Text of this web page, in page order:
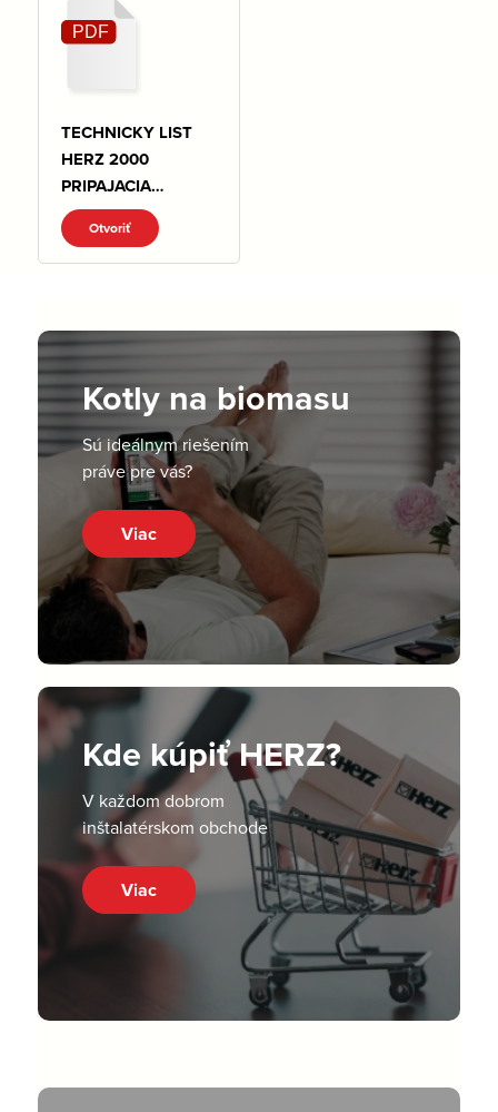
TECHNICKY LIST
HERZ 2000
PRIPAJACIA
SUSTAVA.pdf
Otvoriť
Kotly na biomasu
Sú ideálnym riešením
práve pre vás?
Viac
Kde kúpiť HERZ?
V každom dobrom
inštalatérskom obchode
Viac